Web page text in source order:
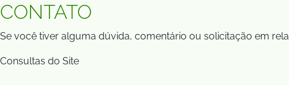
CONTATO
Se você tiver alguma dúvida, comentário ou solicitação em
Consultas do Site